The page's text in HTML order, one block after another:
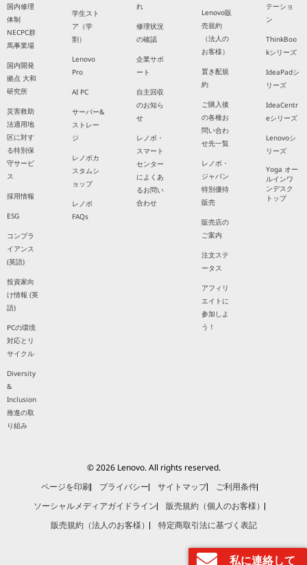
私に連絡して
国内修理
体制
NECPC群
馬事業場
国内開発
拠点 大和
研究所
災害救助
法適用地
区に対す
る特別保
守サービ
ス
採用情報
ESG
コンプラ
イアンス
(英語)
投資家向
け情報 (英
語)
PCの環境
対応とリ
サイクル
Diversity
&
Inclusion
推進の取
り組み
学生スト
ア（学
割）
Lenovo
Pro
AI PC
サーバー&
ストレー
ジ
レノボカ
スタムシ
ョップ
レノボ
FAQs
れ
修理状況
の確認
企業サポ
ート
自主回収
のお知ら
せ
レノボ・
スマート
センター
によくあ
るお問い
合わせ
Lenovo販
売規約
（法人の
お客様）
置き配規
約
ご購入後
の各種お
問い合わ
せ先一覧
レノボ・
ジャパン
特別優待
販売
販売店の
ご案内
注文ステ
ータス
アフィリ
エイトに
参加しよ
う！
テーショ
ン
ThinkBoo
kシリーズ
IdeaPadシ
リーズ
IdeaCentr
eシリーズ
Lenovoシ
リーズ
Yoga オー
ルインワ
ンデスク
トップ
© 2026 Lenovo. All rights reserved.
ページを印刷
プライバシー サイトマップ
ご利用条件
ソーシャルメディアガイドライン
販売規約（個人のお客様）
販売規約（法人のお客様）
特定商取引法に基づく表記